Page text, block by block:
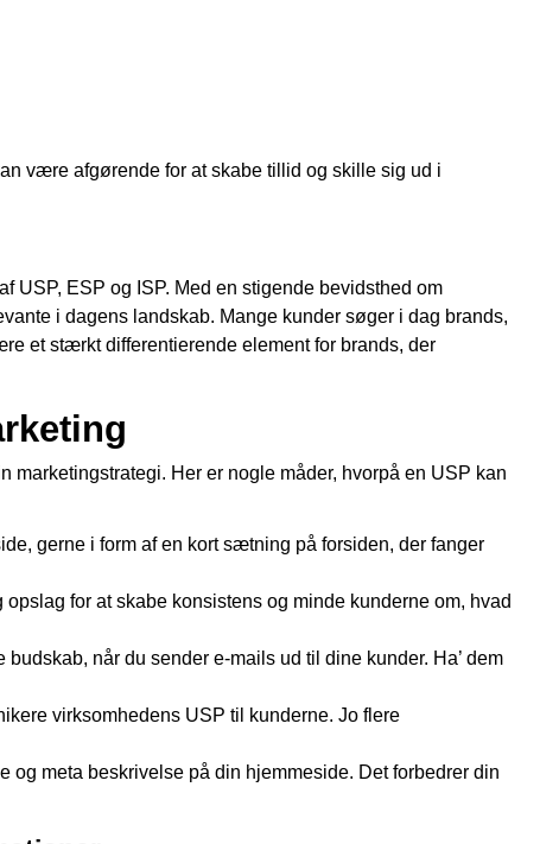
være afgørende for at skabe tillid og skille sig ud i
USP, ESP og ISP. Med en stigende bevidsthed om
i dagens landskab. Mange kunder søger i dag brands,
et stærkt differentierende element for brands, der
marketingstrategi. Her er nogle måder, hvorpå en USP kan
gerne i form af en kort sætning på forsiden, der fanger
for at skabe konsistens og minde kunderne om, hvad
når du sender e-mails ud til dine kunder. Ha’ dem
virksomhedens USP til kunderne. Jo flere
og meta beskrivelse på din hjemmeside. Det forbedrer din